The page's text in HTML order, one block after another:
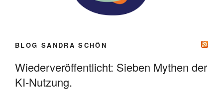
BLOG SANDRA SCHÖN
Wiederveröffentlicht: Sieben Mythen der
KI-Nutzung.